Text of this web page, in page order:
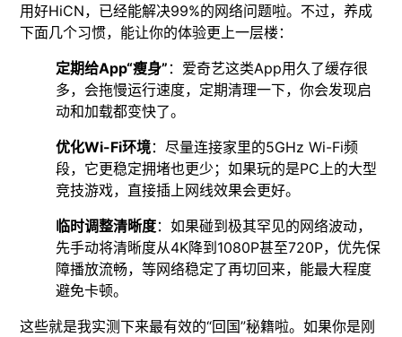
用好HiCN，已经能解决99%的网络问题啦。不过，养成
下面几个习惯，能让你的体验更上一层楼：
定期给App“瘦身” ：爱奇艺这类App用久了缓存很
多，会拖慢运行速度，定期清理一下，你会发现启
动和加载都变快了。
优化Wi-Fi环境：尽量连接家里的5GHz Wi-Fi频
段，它更稳定拥堵也更少；如果玩的是PC上的大型
竞技游戏，直接插上网线效果会更好。
临时调整清晰度：如果碰到极其罕见的网络波动，
先手动将清晰度从4K降到1080P甚至720P，优先保
障播放流畅，等网络稳定了再切回来，能最大程度
避免卡顿。
这些就是我实测下来最有效的“回国”秘籍啦。如果你是刚